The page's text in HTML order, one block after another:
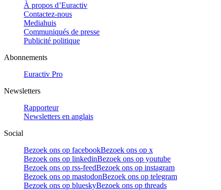
À propos d’Euractiv
Contactez-nous
Mediahuis
Communiqués de presse
Publicité politique
Abonnements
Euractiv Pro
Newsletters
Rapporteur
Newsletters en anglais
Social
Bezoek ons op facebookBezoek ons op x
Bezoek ons op linkedinBezoek ons op youtube
Bezoek ons op rss-feedBezoek ons op instagram
Bezoek ons op mastodonBezoek ons op telegram
Bezoek ons op blueskyBezoek ons op threads